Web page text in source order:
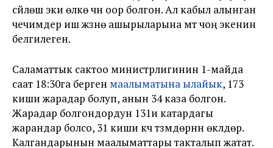
сүйлөшүү эки өлкө үчүн оор болгон. Ал кабыл алынган
чечимдер иш жүзүнө ашырыларына үмүтү чоң экенин
белгилеген.
Саламаттык сактоо министрлигинин 1-майда
саат 18:30га берген маалыматына ылайык, 173
киши жарадар болуп, анын 34ү каза болгон.
Жарадар болгондордун 131и катардагы
жарандар болсо, 31 киши күч түзүмдөрүнүн өкүлдөрү.
Калгандарынын маалыматтары такталып жатат.